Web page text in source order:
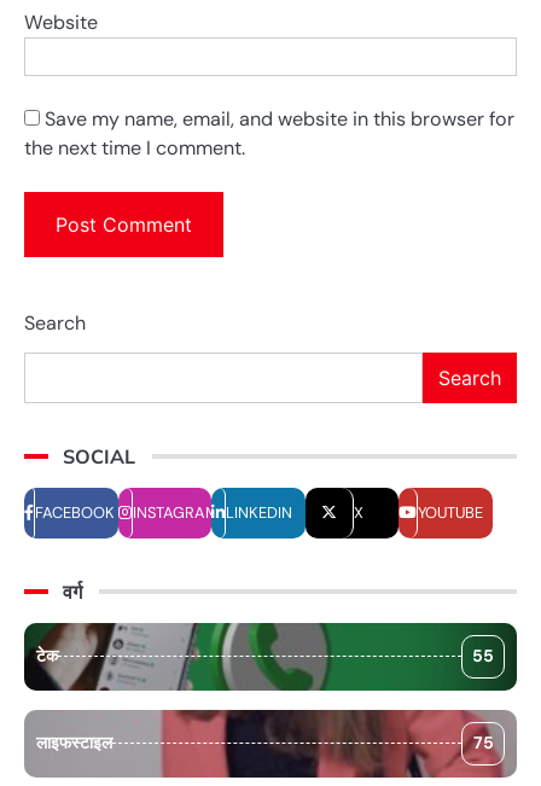
Website
Save my name, email, and website in this browser for
the next time I comment.
Search
Search
SOCIAL
FACEBOOK INSTAGRAM LINKEDIN X YOUTUBE
वर्ग
टेक 55
लाइफस्टाइल 75